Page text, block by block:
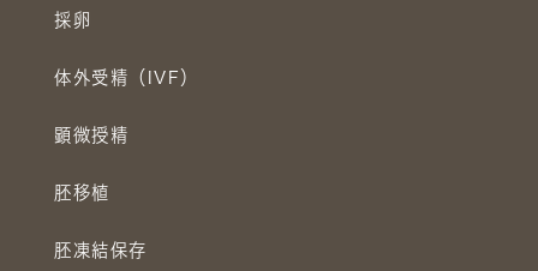
採卵
体外受精（IVF）
顕微授精
胚移植
胚凍結保存